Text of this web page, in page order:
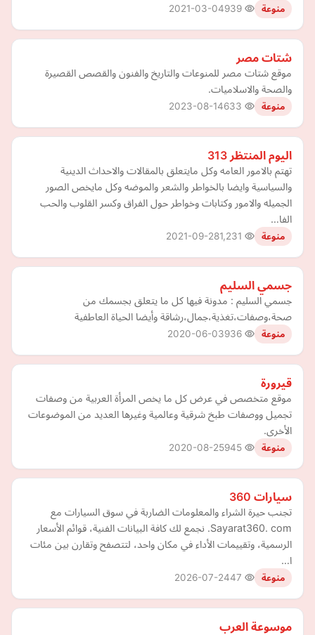
منوعة 2021-03-04
شتات مصر
موقع شتات مصر للمنوعات والتاريخ والفنون والقصص القصيرة
والصحة والاسلاميات.
منوعة 2023-08-14
اليوم المنتظر 313
تهتم بالامور العامه وكل مايتعلق بالمقالات والاحداث الدينية
والسياسية وايضا بالخواطر والشعر والموضه وكل مايخص الصور
الجميله والامور وكتابات وخواطر حول الفراق وكسر القلوب والحب
الفا…
منوعة 2021-09-28
جسمي السليم
جسمي السليم : مدونة فيها كل ما يتعلق بجسمك من
صحة،وصفات،تغذية،جمال،رشاقة وأيضا الحياة العاطفية
منوعة 2020-06-03
قيرورة
موقع متخصص في عرض كل ما يخص المرأة العربية من وصفات
تجميل ووصفات طبخ شرقية وعالمية وغيرها العديد من الموضوعات
الأخرى.
منوعة 2020-08-25
سيارات 360
تجنب حيرة الشراء والمعلومات الضاربة في سوق السيارات مع
Sayarat360. com. نجمع لك كافة البيانات الفنية، قوائم الأسعار
الرسمية، وتقييمات الأداء في مكان واحد، لتتصفح وتقارن بين مئات
ا…
منوعة 2026-07-24
موسوعة العرب